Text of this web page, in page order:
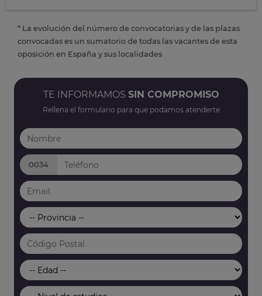
* La evolución del número de convocatorias y de las plazas
convocadas es un sumatorio de todas las vacantes de esta
oposición en España y sus localidades
TE INFORMAMOS SIN COMPROMISO
Rellena el formulario para que podamos atenderte
0034